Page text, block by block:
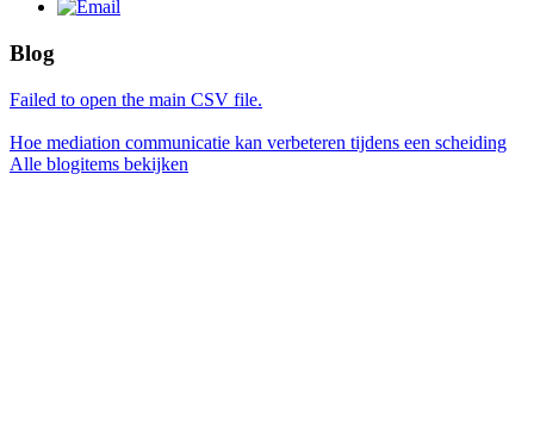
Blog
Failed to open the main CSV file.
Hoe mediation communicatie kan verbeteren tijdens een scheiding
Alle blogitems bekijken